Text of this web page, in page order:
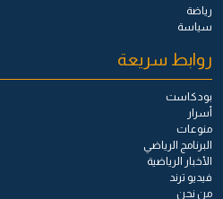
رياضة
سياسة
روابط سريعة
بودكاست
أسرار
منوعات
البرنامج الرياضي
الأخبار الرياضية
فيديو ترند
من نحن